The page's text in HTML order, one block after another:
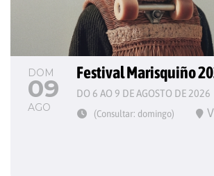
DOM
09
AGO
Festival Marisquiño
DO 6 AO 9 DE AGOSTO DE 2026
(Consultar: domingo)